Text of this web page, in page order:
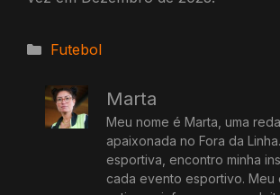
Categorias
Futebol
Marta
Meu nome é Marta, uma
apaixonada no Fora da
esportiva, encontro minha
cada evento esportivo. Meu